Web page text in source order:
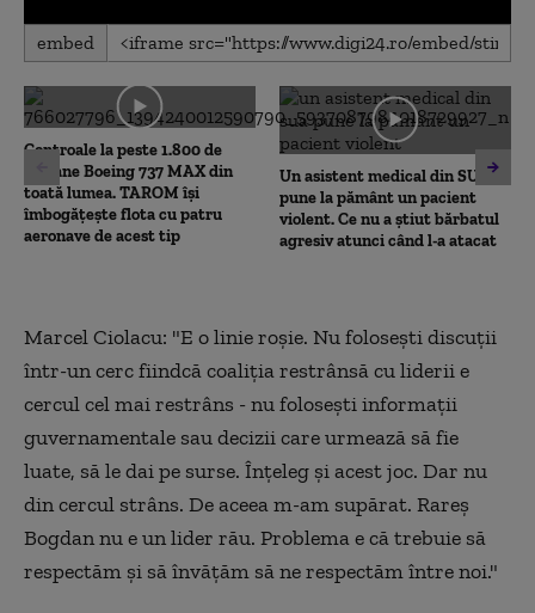
0
seconds
0
seconds
embed
Controale la peste 1.800 de
avioane Boeing 737 MAX din
toată lumea. TAROM își
îmbogățește flota cu patru
aeronave de acest tip
Un asistent medical din SUA
pune la pământ un pacient
violent. Ce nu a știut bărbatul
agresiv atunci când l-a atacat
Marcel Ciolacu: "E o linie roșie. Nu folosești discuții
într-un cerc fiindcă coaliția restrânsă cu liderii e
cercul cel mai restrâns - nu folosești informații
guvernamentale sau decizii care urmează să fie
luate, să le dai pe surse. Înțeleg și acest joc. Dar nu
din cercul strâns. De aceea m-am supărat. Rareș
Bogdan nu e un lider rău. Problema e că trebuie să
respectăm și să învățăm să ne respectăm între noi."